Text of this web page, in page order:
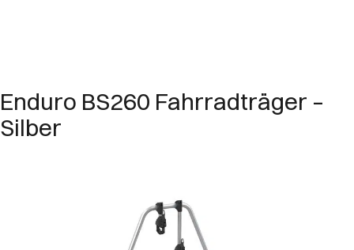
Enduro BS260 Fahrradträger –
Silber